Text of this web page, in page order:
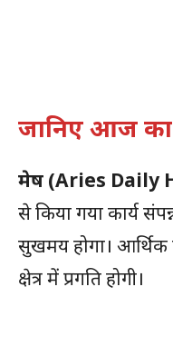
जानिए आज
मेष (Aries Daily
से किया गया कार्य
सुखमय होगा। आर्थिक
क्षेत्र में प्रगति होगी।